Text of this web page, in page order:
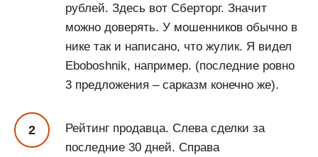
рублей. Здесь вот Сберторг. Значит
можно доверять. У мошенников обычно в
нике так и написано, что жулик. Я видел
Eboboshnik, например. (последние ровно
3 предложения – сарказм конечно же).
Рейтинг продавца. Слева сделки за
последние 30 дней. Справа